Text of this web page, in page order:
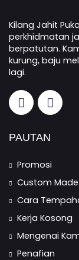
Kilang Jahit
perkhidmatan
berpatutan.
kurung, baju
lagi.
PAUTAN
Promosi
Custom Made
Cara
Kerja Kosong
Mengenai
Penafian